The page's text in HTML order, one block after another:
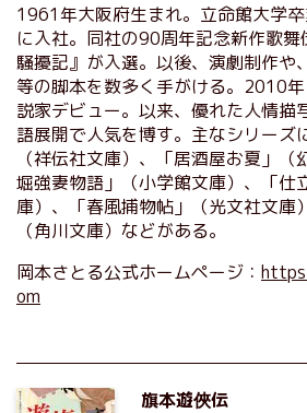
1961年大阪府生まれ。立命館大学
に入社。同社の90周年記念新作歌
騒擾記』が入選。以後、演劇制作や
等の脚本を数多く手がける。2010
説家デビュー。以来、優れた人情描
語展開で人気を博す。主なシリーズ
（祥伝社文庫）、「居酒屋お夏」
堀強妻物語」（小学館文庫）、「仕
庫）、「春風捕物帖」（光文社文庫
（角川文庫）などがある。
岡本さとる公式ホームページ：
om
旗本遊俠伝